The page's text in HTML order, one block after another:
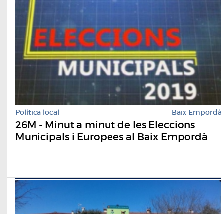
Política local Baix Empordà
26M - Minut a minut de les Eleccions
Municipals i Europees al Baix Empordà